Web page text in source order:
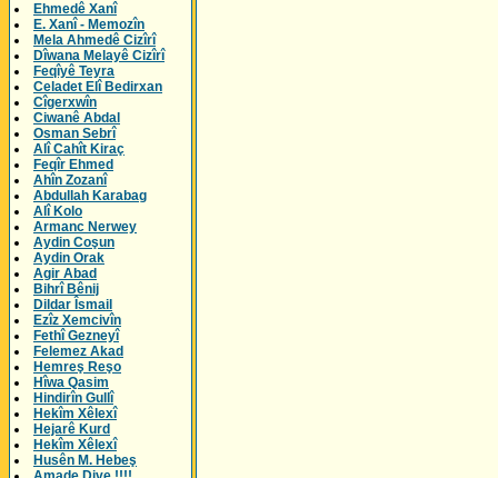
Ehmedê Xanî
E. Xanî - Memozîn
Mela Ahmedê Cizîrî
Dîwana Melayê Cizîrî
Feqîyê Teyra
Celadet Elî Bedirxan
Cîgerxwîn
Ciwanê Abdal
Osman Sebrî
Alî Cahît Kiraç
Feqîr Ehmed
Ahîn Zozanî
Abdullah Karabag
Alî Kolo
Armanc Nerwey
Aydin Coşun
Aydin Orak
Agir Abad
Bihrî Bênij
Dildar Îsmail
Ezîz Xemcivîn
Fethî Gezneyî
Felemez Akad
Hemreş Reşo
Hîwa Qasim
Hindirîn Gullî
Hekîm Xêlexî
Hejarê Kurd
Hekîm Xêlexî
Husên M. Hebeş